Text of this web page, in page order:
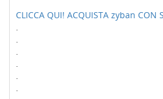
CLICCA QUI! ACQUISTA zyban CON
.
.
.
.
.
.